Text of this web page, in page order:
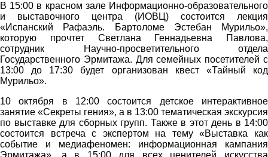
В 15:00 в красном зале Информационно-образовательного
и выставочного центра (ИОВЦ) состоится лекция
«Испанский Рафаэль. Бартоломе Эстебан Мурильо»,
которую прочтет Светлана Геннадьевна Павлова,
сотрудник Научно-просветительного отдела
Государственного Эрмитажа. Для семейных посетителей с
13:00 до 17:30 будет организован квест «Тайный код
Мурильо».
10 октября в 12:00 состоится детское интерактивное
занятие «Секреты гения», а в 13:00 тематическая экскурсия
по выставке для сборных групп. Также в этот день в 14:00
состоится встреча с экспертом на тему «Выставка как
событие и медиафеномен: информационная кампания
Эрмитажа», а в 15:00 для всех ценителей искусства